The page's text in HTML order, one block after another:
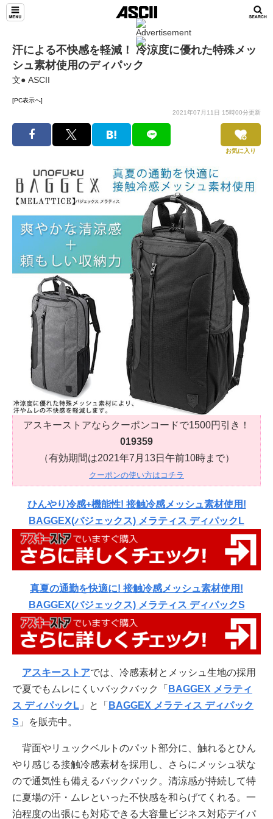
汗による不快感を軽減！ 冷涼度に優れた特殊メッ
シュ素材使用のディパック
文● ASCII
[PC表示へ]
2021年07月11日 15時00分更新
お気に入り
アスキーストアならクーポンコードで1500円引き！
019359
（有効期間は2021年7月13日午前10時まで）
クーポンの使い方はコチラ
ひんやり冷感+機能性! 接触冷感メッシュ素材使用!
BAGGEX(バジェックス) メラティス ディパックL
真夏の通勤を快適に! 接触冷感メッシュ素材使用!
BAGGEX(バジェックス) メラティス ディパックS
アスキーストアでは、冷感素材とメッシュ生地の採用
で夏でもムレにくいバックバック「 BAGGEX メラティ
ス ディパックL 」と「 BAGGEX メラティス ディパック
S 」を販売中。
背面やリュックベルトのパット部分に、触れるとひん
やり感じる接触冷感素材を採用し、さらにメッシュ状な
ので通気性も備えるバックパック。清涼感が持続して特
に夏場の汗・ムレといった不快感を和らげてくれる。一
泊程度の出張にも対応できる大容量ビジネス対応デイパ